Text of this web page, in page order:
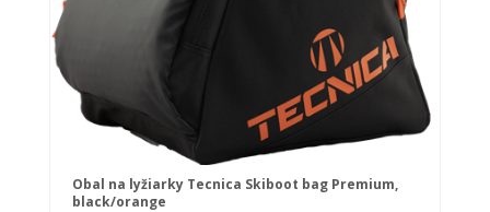
Obal na lyžiarky Tecnica Skiboot bag Premium,
black/orange